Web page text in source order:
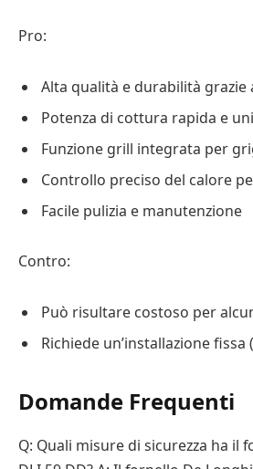
Pro:
Alta qualità e durabilità grazie
Potenza di cottura rapida e
Funzione grill integrata per
Controllo preciso del calore
Facile pulizia e manutenzione
Contro:
Può risultare costoso per
Richiede un’installazione fissa
Domande Frequenti
Q: Quali misure di sicurezza ha il